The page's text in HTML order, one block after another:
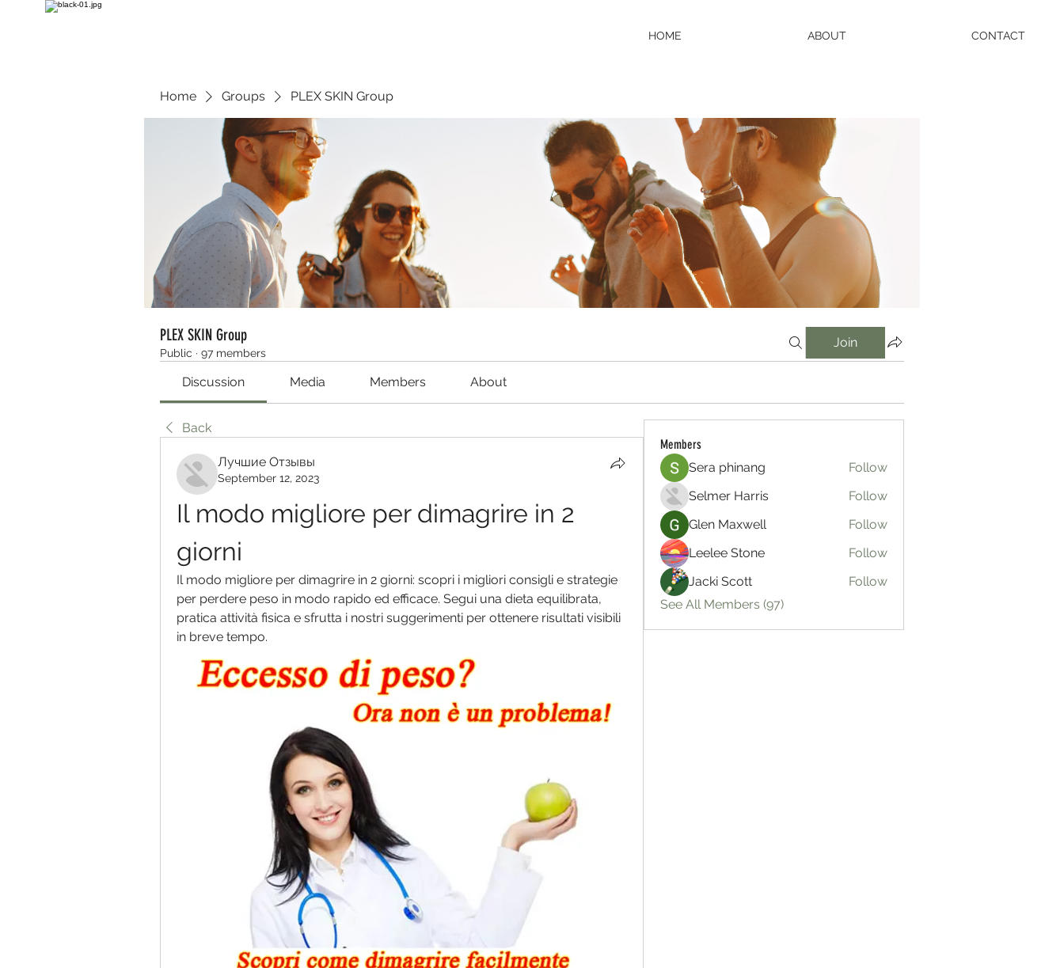
HOME ABOUT CONTACT
Home Groups PLEX SKIN Group
PLEX SKIN Group
Public · 97 members
Join
Discussion Media Members About
Back
Лучшие Отзывы
September 12, 2023
Il modo migliore per dimagrire in 2
giorni
Il modo migliore per dimagrire in 2 giorni: scopri i migliori consigli e strategie
per perdere peso in modo rapido ed efficace. Segui una dieta equilibrata,
pratica attività fisica e sfrutta i nostri suggerimenti per ottenere risultati visibili
in breve tempo.
Members
Sera phinang
Follow
Selmer Harris
Follow
Glen Maxwell
Follow
Leelee Stone
Follow
Jacki Scott
Follow
See All Members (97)